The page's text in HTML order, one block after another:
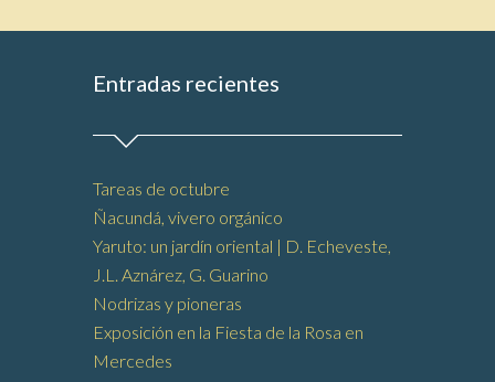
Entradas recientes
Tareas de octubre
Ñacundá, vivero orgánico
Yaruto: un jardín oriental | D. Echeveste,
J.L. Aznárez, G. Guarino
Nodrizas y pioneras
Exposición en la Fiesta de la Rosa en
Mercedes